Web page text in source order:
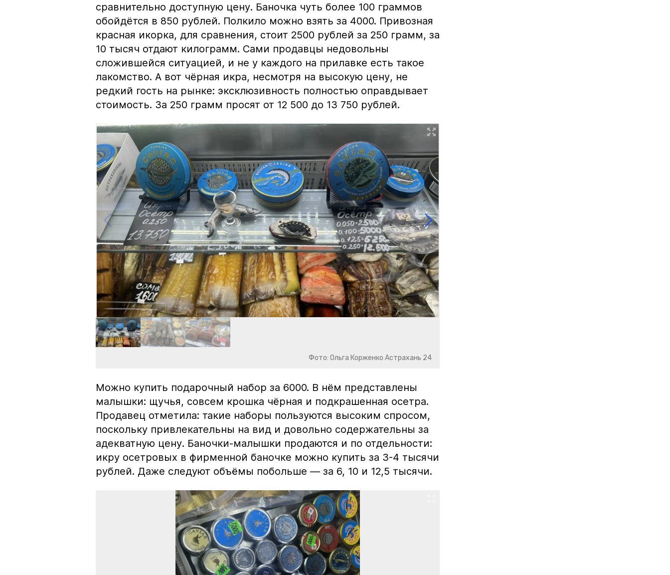
сравнительно доступную цену. Баночка чуть более 100 граммов
обойдётся в 850 рублей. Полкило можно взять за 4000. Привозная
красная икорка, для сравнения, стоит 2500 рублей за 250 грамм, за
10 тысяч отдают килограмм. Сами продавцы недовольны
сложившейся ситуацией, и не у каждого на прилавке есть такое
лакомство. А вот чёрная икра, несмотря на высокую цену, не
редкий гость на рынке: эксклюзивность полностью оправдывает
стоимость. За 250 грамм просят от 12 500 до 13 750 рублей.
Фото: Ольга Корженко Астрахань 24
Можно купить подарочный набор за 6000. В нём представлены
малышки: щучья, совсем крошка чёрная и подкрашенная осетра.
Продавец отметила: такие наборы пользуются высоким спросом,
поскольку привлекательны на вид и довольно содержательны за
адекватную цену. Баночки-малышки продаются и по отдельности:
икру осетровых в фирменной баночке можно купить за 3-4 тысячи
рублей. Даже следуют объёмы побольше — за 6, 10 и 12,5 тысячи.